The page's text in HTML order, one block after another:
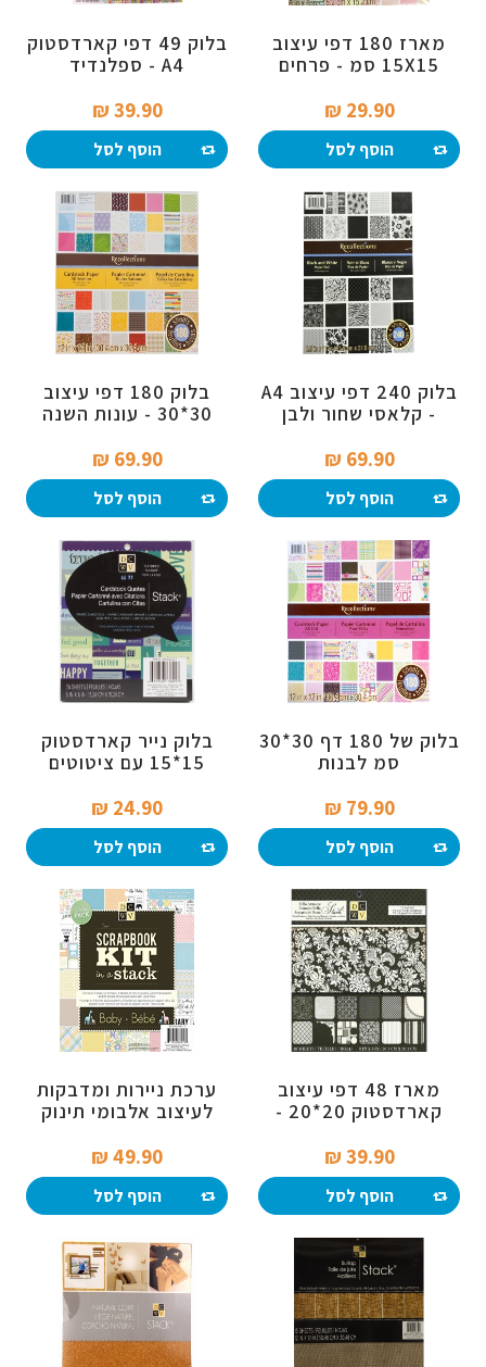
מארז 180 דפי עיצוב
15X15 סמ - פרחים
29.90 ₪‎
הוסף לסל
בלוק 49 דפי קארדסטוק
A4 - ספלנדיד
39.90 ₪‎
הוסף לסל
בלוק 240 דפי עיצוב A4
- קלאסי שחור ולבן
69.90 ₪‎
הוסף לסל
בלוק 180 דפי עיצוב
30*30 - עונות השנה
69.90 ₪‎
הוסף לסל
בלוק של 180 דף 30*30
סמ לבנות
79.90 ₪‎
הוסף לסל
בלוק נייר קארדסטוק
15*15 עם ציטוטים
24.90 ₪‎
הוסף לסל
מארז 48 דפי עיצוב
קארדסטוק 20*20 -
39.90 ₪‎
הוסף לסל
ערכת ניירות ומדבקות
לעיצוב אלבומי תינוק
49.90 ₪‎
הוסף לסל